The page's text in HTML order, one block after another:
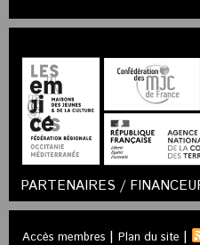
PARTENAIRES /
Accès membres | Plan du site |